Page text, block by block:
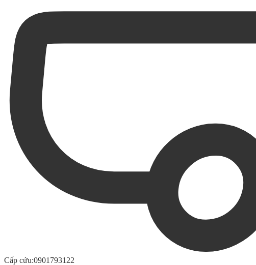
Cấp cứu:0901793122